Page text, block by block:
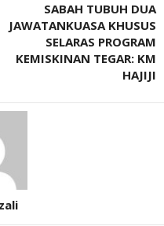
SABAH TUBUH DUA
JAWATANKUASA KHUSUS
SELARAS PROGRAM
KEMISKINAN TEGAR: KM
HAJIJI